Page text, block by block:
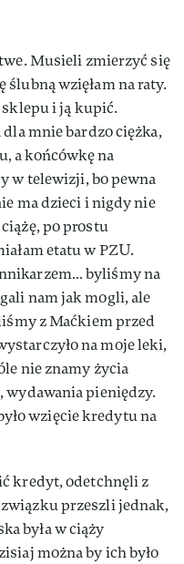
Musieli zmierzyć się
wzięłam na raty.
sklepu i ją kupić.
dla mnie bardzo ciężka,
a końcówkę na
w telewizji, bo pewna
ma dzieci i nigdy nie
ciążę, po prostu
etatu w PZU.
byliśmy na
nam jak mogli, ale
z Maćkiem przed
na moje leki,
nie znamy życia
wydawania pieniędzy.
wzięcie kredytu na
kredyt, odetchnęli z
przeszli jednak,
była w ciąży
można by ich było